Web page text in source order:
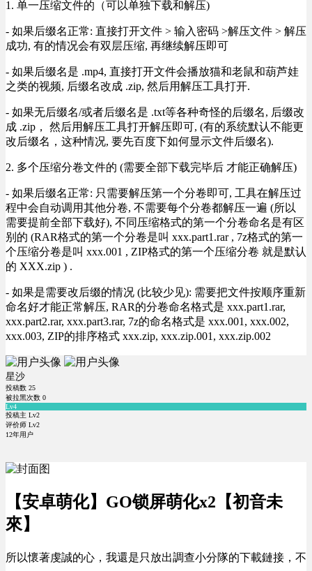
1. 单一压缩文件的（可以单独下载和解压)
- 如果后缀名正常: 直接打开文件 > 输入密码 >解压文件 > 解压
成功, 有的情况会有双层压缩, 再继续解压即可
- 如果后缀名是 .mp4, 直接打开文件会播放猫和老鼠和葫芦娃
之类的视频, 后缀名改成 .zip, 然后用解压工具打开.
- 如果无后缀名/或者后缀名是 .txt等各种奇怪的后缀名, 后缀改
成 .zip， 然后用解压工具打开解压即可, (有的系统默认不能更
改后缀名，这种情况, 要先百度下如何显示文件后缀名).
2. 多个压缩分卷文件的 (需要全部下载完毕后 才能正确解压)
- 如果后缀名正常: 只需要解压第一个分卷即可, 工具在解压过
程中会自动调用其他分卷, 不需要每个分卷都解压一遍 (所以
需要提前全部下载好), 不同压缩格式的第一个分卷命名是有区
别的 (RAR格式的第一个分卷是叫 xxx.part1.rar , 7z格式的第一
个压缩分卷是叫 xxx.001 , ZIP格式的第一个压缩分卷 就是默认
的 XXX.zip ) .
- 如果是需要改后缀的情况 (比较少见): 需要把文件按顺序重新
命名好才能正常解压, RAR的分卷命名格式是 xxx.part1.rar,
xxx.part2.rar, xxx.part3.rar, 7z的命名格式是 xxx.001, xxx.002,
xxx.003, ZIP的排序格式 xxx.zip, xxx.zip.001, xxx.zip.002
星沙
投稿数 25
被拉黑次数 0
Lv4
投稿主 Lv2
评价师 Lv2
12年用户
【安卓萌化】GO锁屏萌化x2【初音未
來】
所以懷著虔誠的心，我還是只放出調查小分隊的下載鏈接，不